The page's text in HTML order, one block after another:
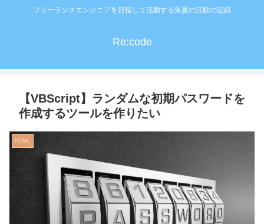
フリーランスエンジニアを目指して活動する朱夏の活動の記録
Re:code
【VBScript】ランダムな初期パスワードを
作成するツールを作りたい
HTML